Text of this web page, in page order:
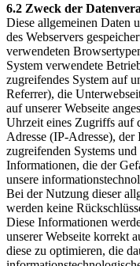
6.2 Zweck der
Diese allgemeinen Daten
des Webservers
verwendeten
System verwendete
zugreifendes System auf
Referrer), die
auf unserer Webseite
Uhrzeit eines Zugriffs auf
Adresse (IP-Adresse),
zugreifenden Systems
Informationen, die der
unsere
Bei der Nutzung dieser
werden keine
Diese Informationen
unserer Webseite korrekt
diese zu optimieren, die